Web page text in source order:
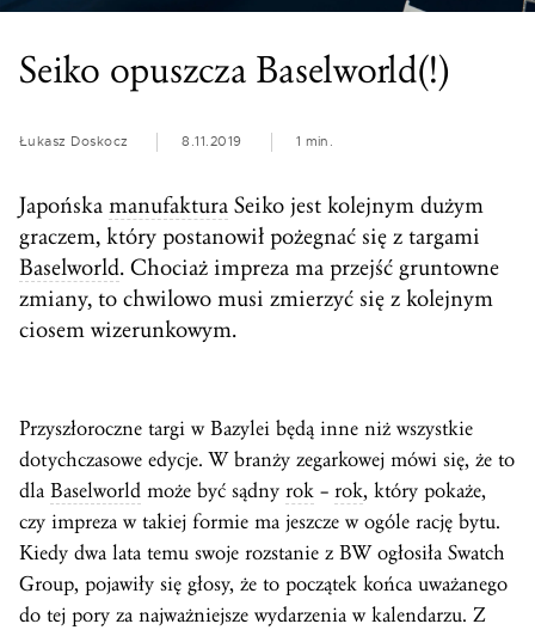
Seiko opuszcza Baselworld(!)
Łukasz Doskocz 8.11.2019 1 min.
Japońska manufaktura Seiko jest kolejnym dużym
graczem, który postanowił pożegnać się z targami
Baselworld. Chociaż impreza ma przejść gruntowne
zmiany, to chwilowo musi zmierzyć się z kolejnym
ciosem wizerunkowym.
Przyszłoroczne targi w Bazylei będą inne niż wszystkie
dotychczasowe edycje. W branży zegarkowej mówi się, że to
dla Baselworld może być sądny rok – rok, który pokaże,
czy impreza w takiej formie ma jeszcze w ogóle rację bytu.
Kiedy dwa lata temu swoje rozstanie z BW ogłosiła Swatch
Group, pojawiły się głosy, że to początek końca uważanego
do tej pory za najważniejsze wydarzenia w kalendarzu. Z